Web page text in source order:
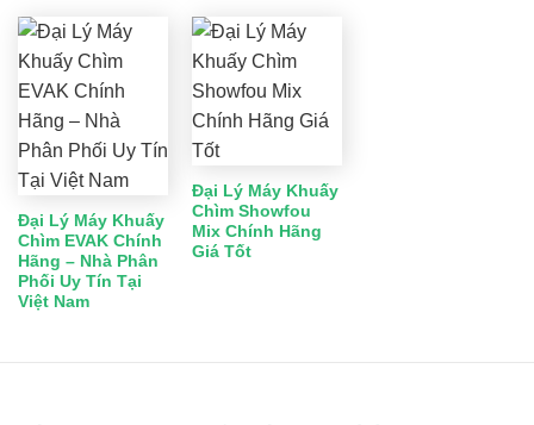
Đại Lý Máy Khuấy
Chìm EVAK Chính
Hãng – Nhà Phân
Phối Uy Tín Tại
Việt Nam
Đại Lý Máy Khuấy
Chìm Showfou
Mix Chính Hãng
Giá Tốt